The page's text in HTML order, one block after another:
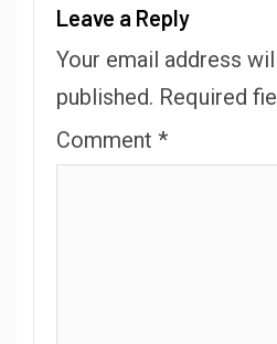
Leave a Reply
Your email address
published. Required
Comment *